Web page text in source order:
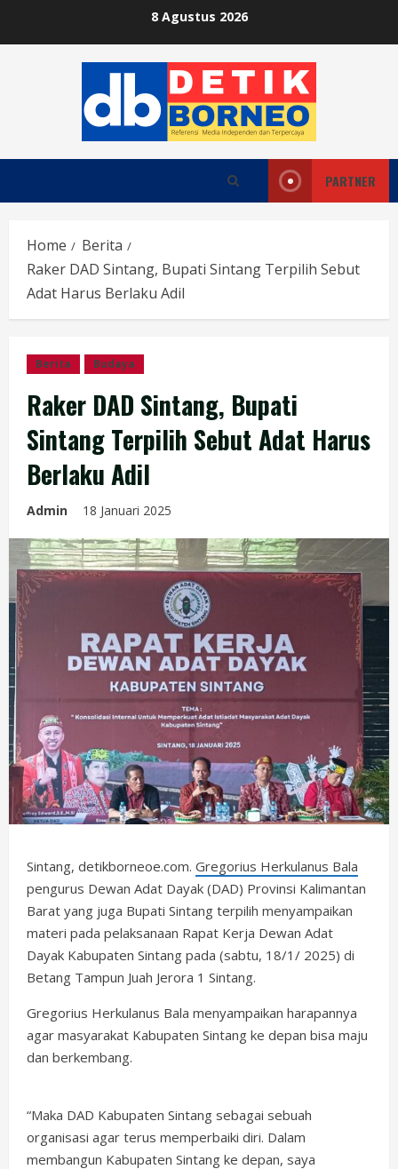
8 Agustus 2026
PARTNER
Home
Berita
Raker DAD Sintang, Bupati Sintang Terpilih Sebut
Adat Harus Berlaku Adil
Berita Budaya
Raker DAD Sintang, Bupati
Sintang Terpilih Sebut Adat Harus
Berlaku Adil
Admin 18 Januari 2025
Sintang, detikborneoe.com. Gregorius Herkulanus Bala
pengurus Dewan Adat Dayak (DAD) Provinsi Kalimantan
Barat yang juga Bupati Sintang terpilih menyampaikan
materi pada pelaksanaan Rapat Kerja Dewan Adat
Dayak Kabupaten Sintang pada (sabtu, 18/1/ 2025) di
Betang Tampun Juah Jerora 1 Sintang.
Gregorius Herkulanus Bala menyampaikan harapannya
agar masyarakat Kabupaten Sintang ke depan bisa maju
dan berkembang.
“Maka DAD Kabupaten Sintang sebagai sebuah
organisasi agar terus memperbaiki diri. Dalam
membangun Kabupaten Sintang ke depan, saya